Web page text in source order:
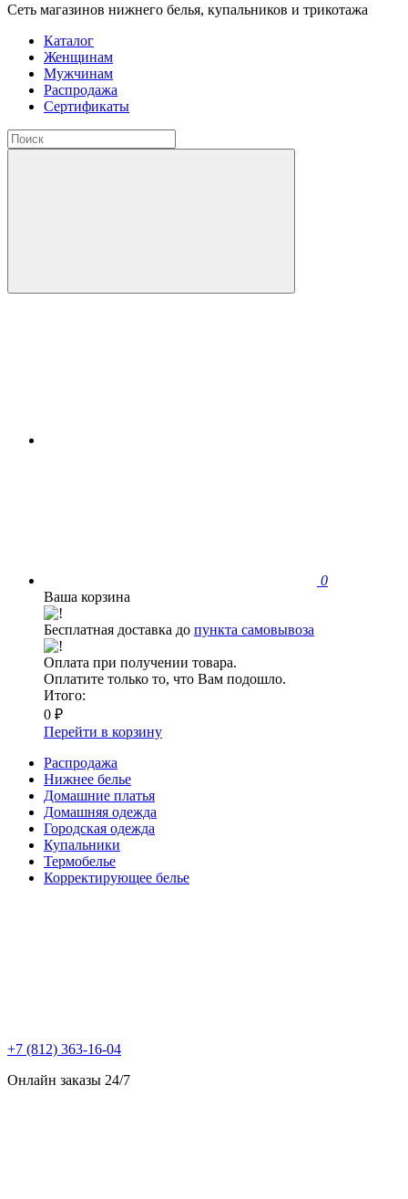
Сеть магазинов нижнего белья, купальников и трикотажа
Каталог
Женщинам
Мужчинам
Распродажа
Сертификаты
0
Ваша корзина
Бесплатная доставка до пункта самовывоза
Оплата при получении товара.
Оплатите только то, что Вам подошло.
Итого:
0 ₽
Перейти в корзину
Распродажа
Нижнее белье
Домашние платья
Домашняя одежда
Городская одежда
Купальники
Термобелье
Корректирующее белье
+7 (812) 363-16-04
Онлайн заказы 24/7